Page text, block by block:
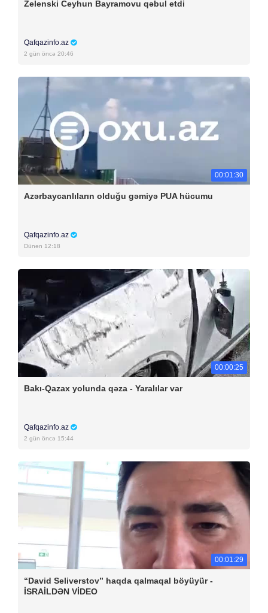
Zelenski Ceyhun Bayramovu qəbul etdi
Qafqazinfo.az
2 gün öncə 20:46
00:01:30
Azərbaycanlıların olduğu gəmiyə PUA hücumu
Qafqazinfo.az
Dünən 12:18
00:00:25
Bakı-Qazax yolunda qəza - Yaralılar var
Qafqazinfo.az
2 gün öncə 15:44
00:01:29
“David Seliverstov” haqda qalmaqal böyüyür -
İSRAİLDƏN VİDEO